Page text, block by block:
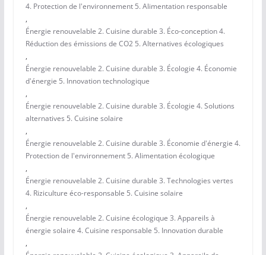
4. Protection de l'environnement 5. Alimentation responsable
,
Énergie renouvelable 2. Cuisine durable 3. Éco-conception 4.
Réduction des émissions de CO2 5. Alternatives écologiques
,
Énergie renouvelable 2. Cuisine durable 3. Écologie 4. Économie
d'énergie 5. Innovation technologique
,
Énergie renouvelable 2. Cuisine durable 3. Écologie 4. Solutions
alternatives 5. Cuisine solaire
,
Énergie renouvelable 2. Cuisine durable 3. Économie d'énergie 4.
Protection de l'environnement 5. Alimentation écologique
,
Énergie renouvelable 2. Cuisine durable 3. Technologies vertes
4. Riziculture éco-responsable 5. Cuisine solaire
,
Énergie renouvelable 2. Cuisine écologique 3. Appareils à
énergie solaire 4. Cuisine responsable 5. Innovation durable
,